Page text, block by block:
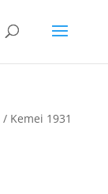
/ Kemei 1931